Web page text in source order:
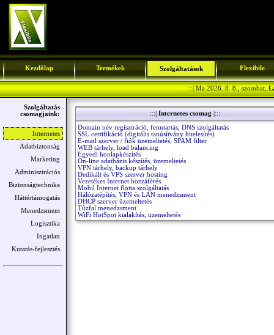
Kezdőlap Termékek Szolgáltatások Flexibile
:::| Ma 2026. 8. 8., szombat,
Szolgáltatás
csomagjaink:
Internetes
Adatbiztonság
Marketing
Adminisztrációs
Biztonságtechnika
Háttértámogatás
Menedzsment
Logisztika
Ingatlan
Kutatás-fejlesztés
:::| Internetes csomag |:::
Domain név regisztráció, fenntartás, DNS szolgáltatás
SSL certifikáció (digitális tanúsítvány hitelesítés)
E-mail szerver / fiók üzemeltetés, SPAM filter
WEB tárhely, load balancing
Egyedi honlapkészítés
On-line adatbázis készítés, üzemeltetés
VPN tárhely, backup tárhely
Dedikált és VPS szerver hosting
Vezetékes Internet hozzáférés
Mobil Internet flotta szolgáltatás
Hálózatépítés, VPN és LAN menedzsment
DHCP szerver üzemeltetés
Tűzfal menedzsment
WiFi HotSpot kialakítás, üzemeltetés